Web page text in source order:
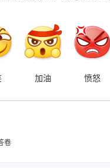
加油 愤怒
卷